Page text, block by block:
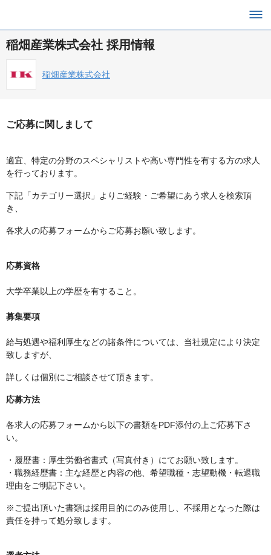
稲畑産業株式会社 採用情報
稲畑産業株式会社
ご応募に関しまして
適宜、特定の分野のスペシャリストや高い専門性を有する方の求人
を行っております。
下記「カテゴリー選択」よりご経験・ご希望にあう求人を検索頂
き、
各求人の応募フォームからご応募お願い致します。
応募資格
大学卒業以上の学歴を有すること。
募集要項
給与処遇や福利厚生などの諸条件については、当社規定により決定
致しますが、
詳しくは個別にご相談させて頂きます。
応募方法
各求人の応募フォームから以下の書類をPDF添付の上ご応募下さ
い。
・履歴書：厚生労働省書式（写真付き）にてお願い致します。
・職務経歴書：主な経歴と内容の他、希望職種・志望動機・転退職
理由をご明記下さい。
※ご提出頂いた書類は採用目的にのみ使用し、不採用となった際は
責任を持って処分致します。